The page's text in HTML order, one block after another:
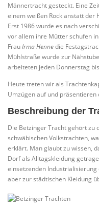
Männertracht gesteckt. Eine
einem weißen Rock anstatt der
Erst 1986 wurde es nach
vor allem ihre Mütter schufen
FrauIrma Hennedie
Mühlstraße wurde zur
arbeiteten jeden Donnerstag
Heute treten wir als
Umzügen auf und präsentieren
Beschreibung der
Die Betzinger Tracht gehört zu
schwäbischen Volkstrachten,
erklärt. Man glaubt zu wissen,
Dorf als Alltagskleidung
einsetzenden
aber zur städtischen Kleidung